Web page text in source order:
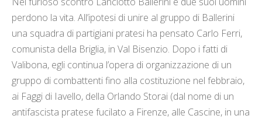
perdono la vita. All’ipotesi di unire al gruppo di Ballerini
una squadra di partigiani pratesi ha pensato Carlo Ferri,
comunista della Briglia, in Val Bisenzio. Dopo i fatti di
Valibona, egli continua l’opera di organizzazione di un
gruppo di combattenti fino alla costituzione nel febbraio,
ai Faggi di Iavello, della Orlando Storai (dal nome di un
antifascista pratese fucilato a Firenze, alle Cascine, in una